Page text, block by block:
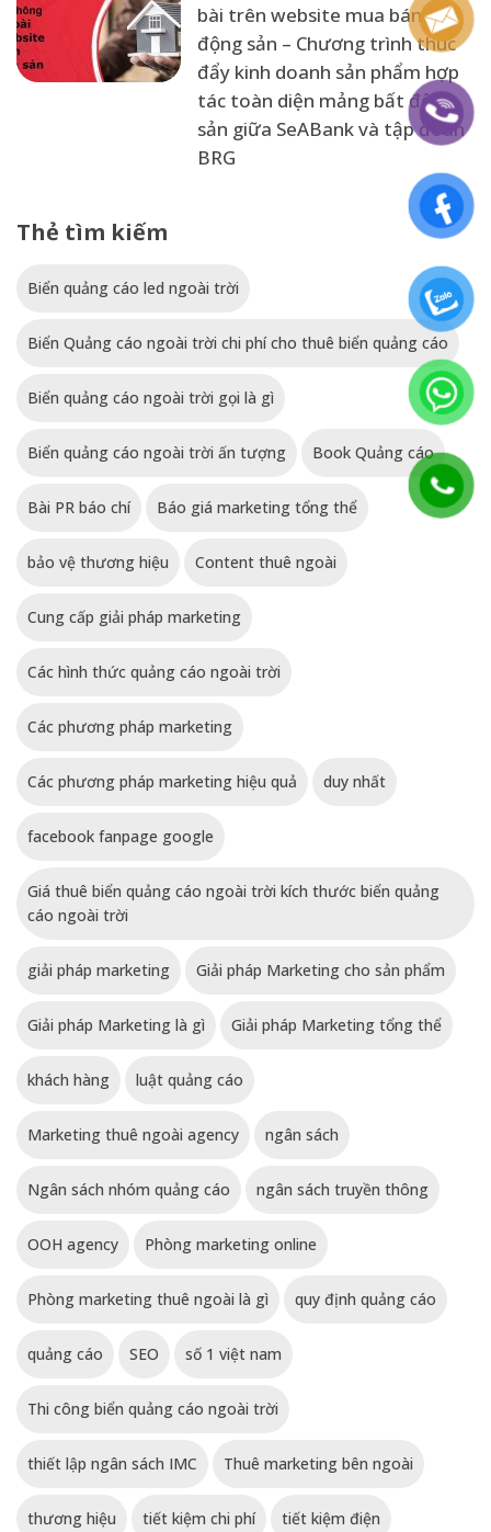
bài trên website mua bán bất
động sản – Chương trình thúc
đẩy kinh doanh sản phẩm hợp
tác toàn diện mảng bất động
sản giữa SeABank và tập đoàn
BRG
Thẻ tìm kiếm
Biển quảng cáo led ngoài trời
Biển Quảng cáo ngoài trời chi phí cho thuê biển quảng cáo
Biển quảng cáo ngoài trời gọi là gì
Biển quảng cáo ngoài trời ấn tượng Book Quảng cáo
Bài PR báo chí Báo giá marketing tổng thể
bảo vệ thương hiệu Content thuê ngoài
Cung cấp giải pháp marketing
Các hình thức quảng cáo ngoài trời
Các phương pháp marketing
Các phương pháp marketing hiệu quả duy nhất
facebook fanpage google
Giá thuê biển quảng cáo ngoài trời kích thước biển quảng
cáo ngoài trời
giải pháp marketing Giải pháp Marketing cho sản phẩm
Giải pháp Marketing là gì Giải pháp Marketing tổng thể
khách hàng luật quảng cáo
Marketing thuê ngoài agency ngân sách
Ngân sách nhóm quảng cáo ngân sách truyền thông
OOH agency Phòng marketing online
Phòng marketing thuê ngoài là gì quy định quảng cáo
quảng cáo SEO số 1 việt nam
Thi công biển quảng cáo ngoài trời
thiết lập ngân sách IMC Thuê marketing bên ngoài
thương hiệu tiết kiệm chi phí tiết kiệm điện